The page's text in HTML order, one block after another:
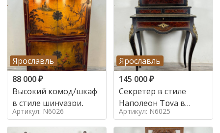
Ярославль
88 000₽
Высокий комод/шкаф
в стиле шинуазри,
Артикул: N6026
Ярославль
145 000₽
Секретер в стиле
Наполеон Труа в
стиле 19 век
Артикул: N6025